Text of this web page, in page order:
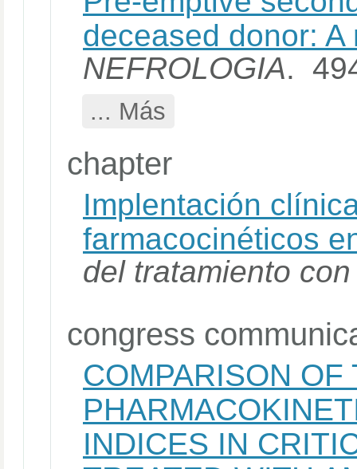
deceased donor: A
NEFROLOGIA.
... Más
chapter
Implentación
farmacocinéticos
del tratamiento
congress
COMPARISON OF
INDICES IN